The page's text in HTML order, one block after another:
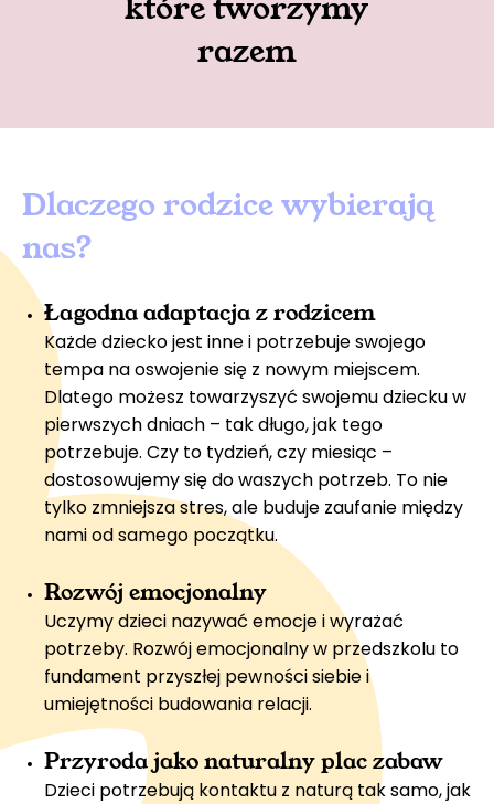
razem
Dlaczego rodzice wybierają
nas?
Łagodna adaptacja z rodzicem
Każde dziecko jest inne i potrzebuje swojego
tempa na oswojenie się z nowym miejscem.
Dlatego możesz towarzyszyć swojemu dziecku w
pierwszych dniach – tak długo, jak tego
potrzebuje. Czy to tydzień, czy miesiąc –
dostosowujemy się do waszych potrzeb. To nie
tylko zmniejsza stres, ale buduje zaufanie między
nami od samego początku.
Rozwój emocjonalny
Uczymy dzieci nazywać emocje i wyrażać
potrzeby. Rozwój emocjonalny w przedszkolu to
fundament przyszłej pewności siebie i
umiejętności budowania relacji.
Przyroda jako naturalny plac zabaw
Dzieci potrzebują kontaktu z naturą tak samo, jak